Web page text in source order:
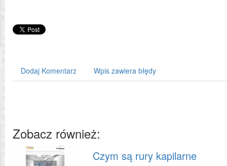
Dodaj Komentarz Wpis zawiera błędy
Zobacz również:
Czym są rury kapilarne